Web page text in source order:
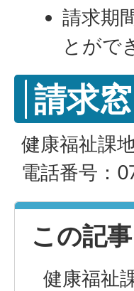
請求期
とがで
請求
健康福祉課
電話番号：
この記
健康福祉